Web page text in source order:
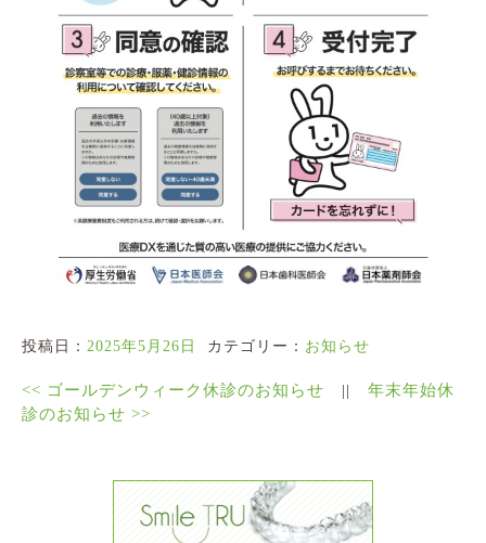
投稿日： 2025年5月26日 カテゴリー： お知らせ
<< ゴールデンウィーク休診のお知らせ || 年末年始休
診のお知らせ >>